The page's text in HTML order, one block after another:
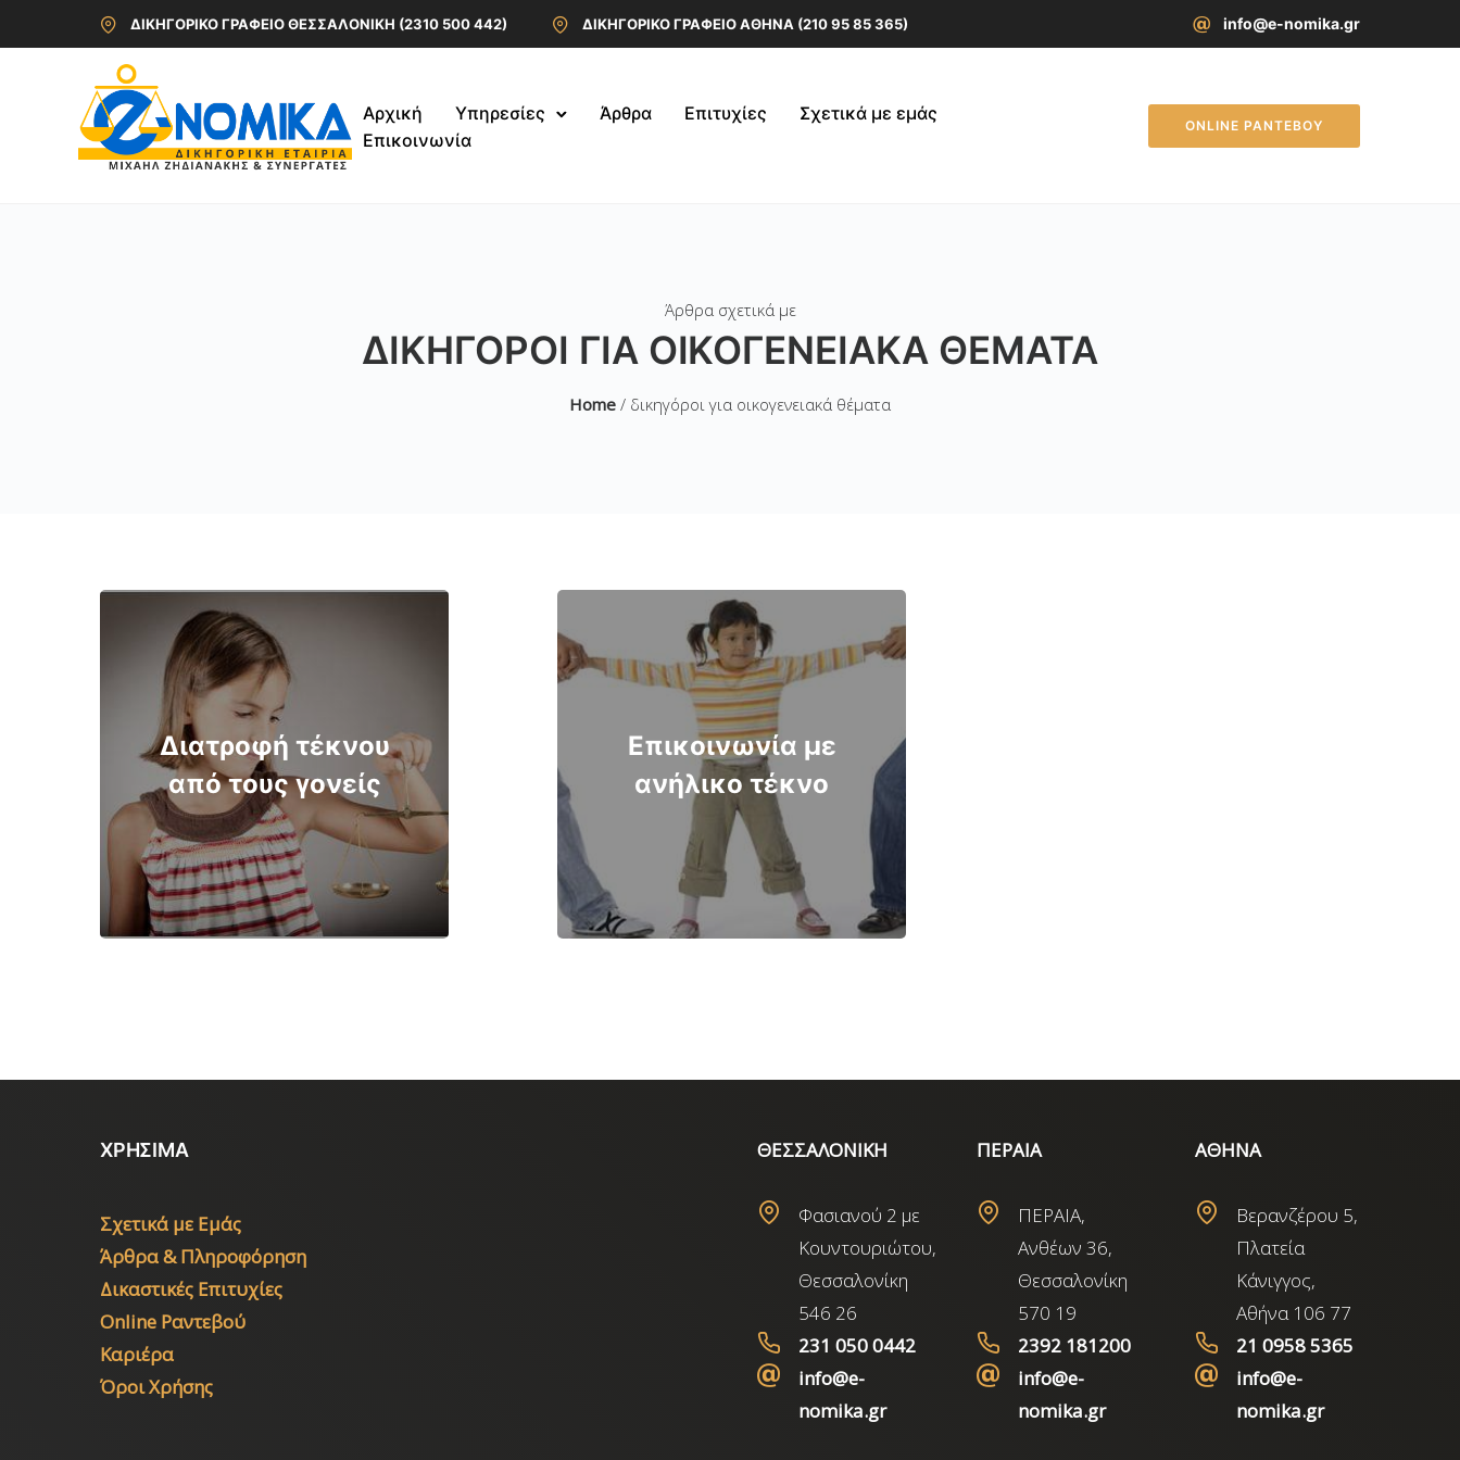
ΔΙΚΗΓΟΡΙΚΟ ΓΡΑΦΕΙΟ ΘΕΣΣΑΛΟΝΙΚΗ (2310 500 442) ΔΙΚΗΓΟΡΙΚΟ ΓΡΑΦΕΙΟ ΑΘΗΝΑ (210 95 85 365) info@e-nomika.gr
Αρχική Υπηρεσίες Άρθρα Επιτυχίες
Σχετικά με εμάς
Επικοινωνία
ONLINE ΡΑΝΤΕΒΟΥ
Άρθρα σχετικά με
ΔΙΚΗΓΌΡΟΙ ΓΙΑ ΟΙΚΟΓΕΝΕΙΑΚΆ ΘΈΜΑΤΑ
Home / δικηγόροι για οικογενειακά θέματα
Διατροφή τέκνου
από τους γονείς
Επικοινωνία με
ανήλικο τέκνο
ΧΡΗΣΙΜΑ
Σχετικά με Εμάς
Άρθρα & Πληροφόρηση
Δικαστικές Επιτυχίες
Online Ραντεβού
Καριέρα
Όροι Χρήσης
ΘΕΣΣΑΛΟΝΙΚΗ
Φασιανού 2 με
Κουντουριώτου,
Θεσσαλονίκη
546 26
231 050 0442
info@e-
nomika.gr
ΠΕΡΑΙΑ
ΠΕΡΑΙΑ,
Ανθέων 36,
Θεσσαλονίκη
570 19
2392 181200
info@e-
nomika.gr
ΑΘΗΝΑ
Βερανζέρου 5,
Πλατεία
Κάνιγγος,
Αθήνα 106 77
21 0958 5365
info@e-
nomika.gr